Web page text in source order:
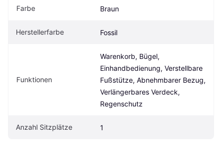
Farbe Braun
Herstellerfarbe Fossil
Funktionen
Warenkorb, Bügel,
Einhandbedienung, Verstellbare
Fußstütze, Abnehmbarer Bezug,
Verlängerbares Verdeck,
Regenschutz
Anzahl Sitzplätze 1